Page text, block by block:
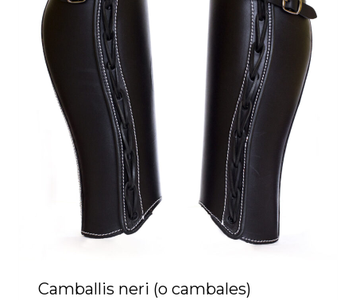
Camballis neri (o cambales)